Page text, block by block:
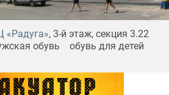
«Радуга», 3-й этаж, секция 3.22
обувь
обувь для детей